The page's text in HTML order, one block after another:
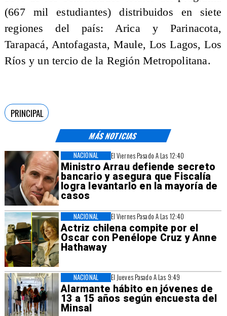
MÁS NOTICIAS
El Viernes Pasado A Las 12:40
Ministro Arrau defiende secreto
bancario y asegura que Fiscalía
logra levantarlo en la mayoría de
casos
NACIONAL
El Viernes Pasado A Las 12:40
Actriz chilena compite por el
Oscar con Penélope Cruz y Anne
Hathaway
NACIONAL
El Jueves Pasado A Las 9:49
Alarmante hábito en jóvenes de
13 a 15 años según encuesta del
Minsal
NACIONAL
(667 mil estudiantes) distribuidos en siete
regiones del país: Arica y Parinacota,
Tarapacá, Antofagasta, Maule, Los Lagos, Los
Ríos y un tercio de la Región Metropolitana.
PRINCIPAL